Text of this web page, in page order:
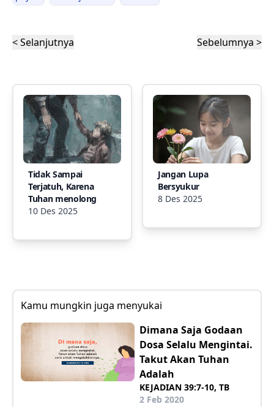
< Selanjutnya Sebelumnya >
Tidak Sampai
Terjatuh, Karena
Tuhan menolong
10 Des 2025
Jangan Lupa
Bersyukur
8 Des 2025
Kamu mungkin juga menyukai
Dimana Saja Godaan
Dosa Selalu Mengintai.
Takut Akan Tuhan
Adalah
KEJADIAN 39:7-10, TB
2 Feb 2020